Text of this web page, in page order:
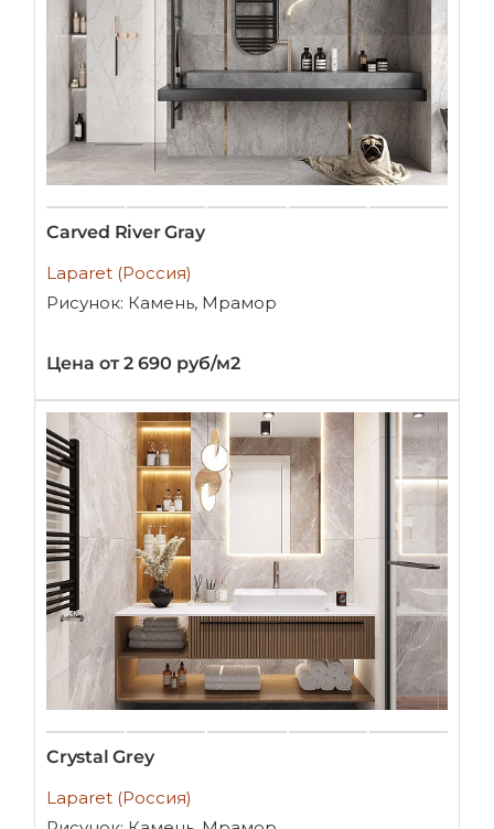
Carved River Gray
Laparet (Россия)
Рисунок: Камень, Мрамор
Цена от 2 690 руб/м2
Crystal Grey
Laparet (Россия)